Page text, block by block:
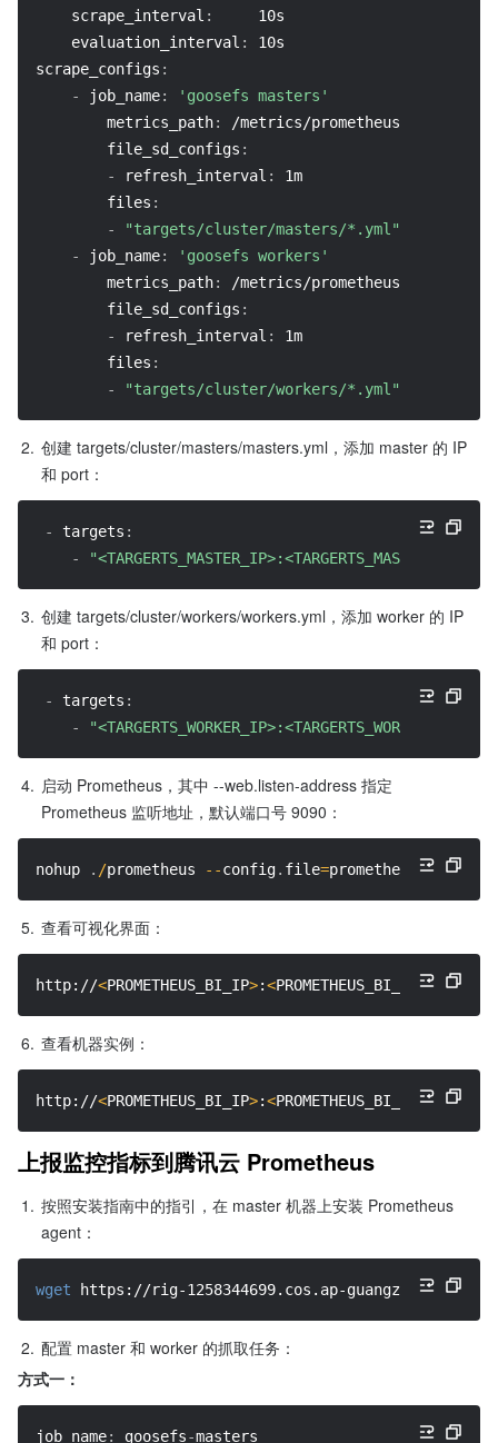
scrape_interval :
     10s
evaluation_interval :
10s
scrape_configs :
-
job_name:
'goosefs masters'
metrics_path:
/metrics/prometheus
file_sd_configs :
-
refresh_interval :
1m
files :
-
"targets/cluster/masters/*.yml"
-
job_name:
'goosefs workers'
metrics_path:
/metrics/prometheus
file_sd_configs :
-
refresh_interval :
1m
files :
-
"targets/cluster/workers/*.yml"
2. 创建 targets/cluster/masters/masters.yml，添加 master 的 IP
和 port：
- targets :
-
"<TARGERTS_MASTER_IP>:<TARGERTS_MASTER_PORT>"
3. 创建 targets/cluster/workers/workers.yml，添加 worker 的 IP
和 port：
- targets :
-
"<TARGERTS_WORKER_IP>:<TARGERTS_WORKER_PORT>"
4. 启动 Prometheus，其中 --web.listen-address 指定
Prometheus 监听地址，默认端口号 9090：
nohup . /prometheus --config. file=prometheus .yml
5. 查看可视化界面：
http://<PROMETHEUS_BI_IP>:<PROMETHEUS_BI_PORT
6. 查看机器实例：
http://<PROMETHEUS_BI_IP>:<PROMETHEUS_BI_PORT /
上报监控指标到腾讯云 Prometheus
1. 按照安装指南中的指引，在 master 机器上安装 Prometheus
agent：
wget https://rig-1258344699.cos.ap-
2. 配置 master 和 worker 的抓取任务：
方式一：
job_name: goosefs-masters